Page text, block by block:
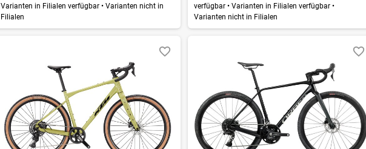
Varianten in Filialen verfügbar •Varianten nicht in
Filialen
verfügbar• Varianten in Filialen verfügbar•
Varianten nicht in Filialen